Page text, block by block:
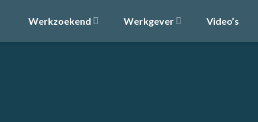
Werkzoekend Werkgever Video’s